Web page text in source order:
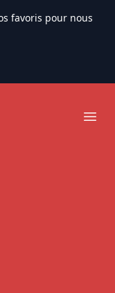
favoris pour nous